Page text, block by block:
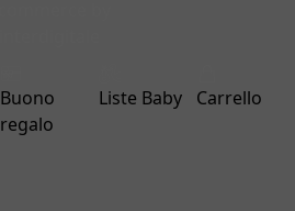
Buono
regalo
Liste Baby Carrello